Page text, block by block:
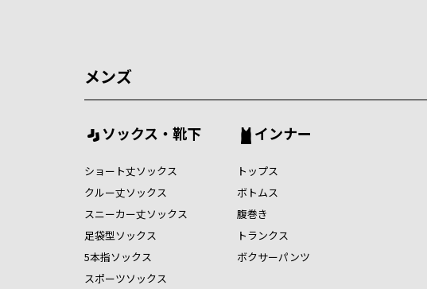
メンズ
ソックス・靴下
ショート丈ソックス
クルー丈ソックス
スニーカー丈ソックス
足袋型ソックス
5本指ソックス
スポーツソックス
インナー
トップス
ボトムス
腹巻き
トランクス
ボクサーパンツ